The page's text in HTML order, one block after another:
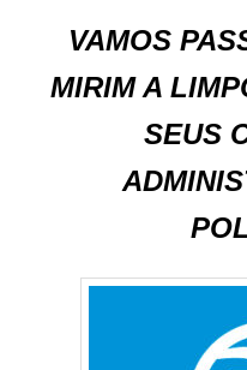
VAMOS
MIRIM A
SEUS